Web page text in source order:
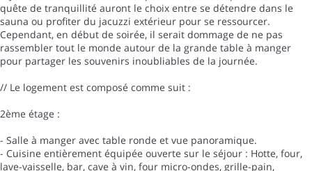
quête de tranquillité auront le choix entre se détendre dans le
sauna ou profiter du jacuzzi extérieur pour se ressourcer.
Cependant, en début de soirée, il serait dommage de ne pas
rassembler tout le monde autour de la grande table à manger
pour partager les souvenirs inoubliables de la journée.
// Le logement est composé comme suit :
2ème étage :
- Salle à manger avec table ronde et vue panoramique.
- Cuisine entièrement équipée ouverte sur le séjour : Hotte, four,
lave-vaisselle, bar, cave à vin, four micro-ondes, grille-pain,